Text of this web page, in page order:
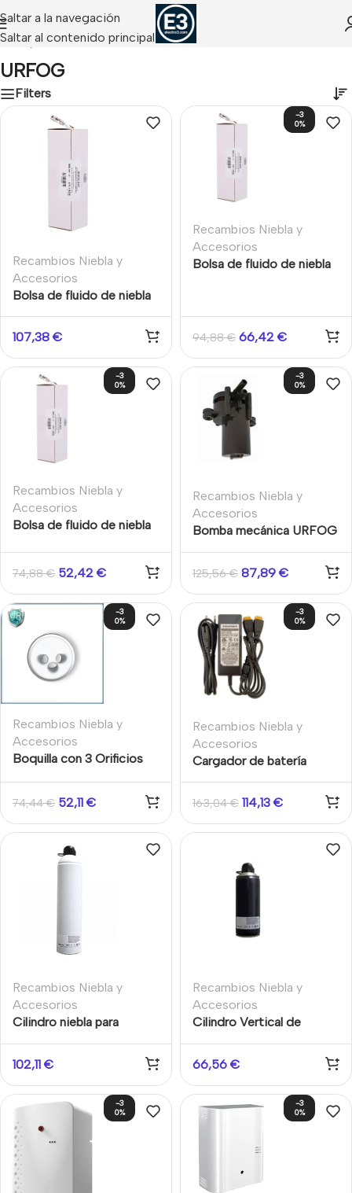
Saltar a la navegación
Saltar al contenido principal
Inicio/ URFOG
URFOG
Filters
Recambios Niebla y
Accesorios
Bolsa de fluido de niebla
de 1000ml para Modular
800
107,38 €
-3
0%
Recambios Niebla y
Accesorios
Bolsa de fluido de niebla
94,88€ 66,42 €
-3
0%
Recambios Niebla y
Accesorios
Bolsa de fluido de niebla
74,88€ 52,42 €
-3
0%
Recambios Niebla y
Accesorios
Bomba mecánica URFOG
125,56€ 87,89 €
-3
0%
Recambios Niebla y
Accesorios
Boquilla con 3 Orificios
74,44€ 52,11 €
-3
0%
Recambios Niebla y
Accesorios
Cargador de batería
300 UR FOG
163,04€ 114,13 €
Recambios Niebla y
Accesorios
Cilindro niebla para
500ml
102,11 €
Recambios Niebla y
Accesorios
Cilindro Vertical de
de niebla UrFog Fast 400
66,56 €
-3
0%
-3
0%